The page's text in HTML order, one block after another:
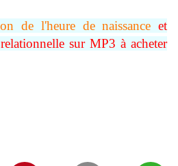
de l'heure de naissance et
sur MP3 à acheter